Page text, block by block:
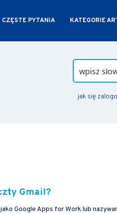
CZĘSTE PYTANIA KATEGORIE
jak się
Gmail?
Google Apps for Work lub